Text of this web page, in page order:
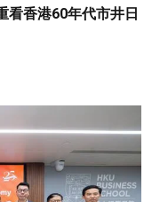
看香港60年代市井日